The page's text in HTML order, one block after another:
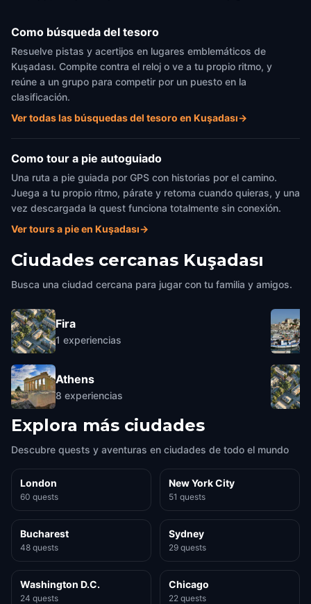
Como búsqueda del tesoro
Resuelve pistas y acertijos en lugares emblemáticos de
Kuşadası. Compite contra el reloj o ve a tu propio ritmo, y
reúne a un grupo para competir por un puesto en la
clasificación.
Ver todas las búsquedas del tesoro en Kuşadası→
Como tour a pie autoguiado
Una ruta a pie guiada por GPS con historias por el camino.
Juega a tu propio ritmo, párate y retoma cuando quieras, y una
vez descargada la quest funciona totalmente sin conexión.
Ver tours a pie en Kuşadası→
Ciudades cercanas Kuşadası
Busca una ciudad cercana para jugar con tu familia y amigos.
Fira
1 experiencias
Athens
8 experiencias
Explora más ciudades
Descubre quests y aventuras en ciudades de todo el mundo
London
60 quests
New York City
51 quests
Bucharest
48 quests
Sydney
29 quests
Washington D.C.
24 quests
Chicago
22 quests